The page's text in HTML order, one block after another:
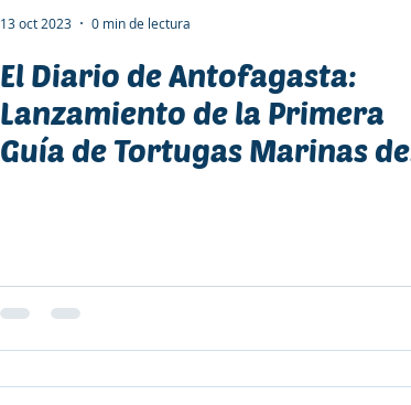
El Diario de Antofagasta:
Lanzamiento de la Primera
Guía de Tortugas Marinas de
13 oct 2023 0 min de lectura